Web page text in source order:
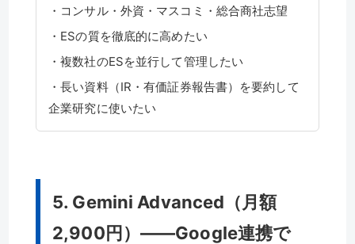
・コンサル・外資・マスコミ・総合商社志望
・ESの質を徹底的に高めたい
・複数社のESを並行して管理したい
・長い資料（IR・有価証券報告書）を要約して
企業研究に使いたい
5. Gemini Advanced（月額
2,900円）——Google連携で